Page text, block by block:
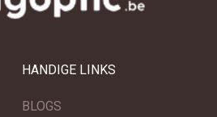
HANDIGE LINKS
BLOGS